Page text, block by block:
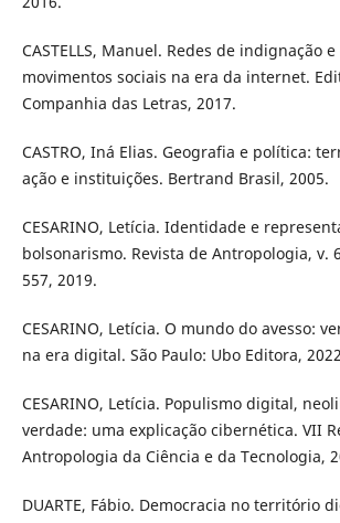
CASTELLS, Manuel. Redes de indignação
movimentos sociais na era da internet.
Companhia das Letras, 2017.
CASTRO, Iná Elias. Geografia e política:
ação e instituições. Bertrand Brasil, 2005.
CESARINO, Letícia. Identidade e
bolsonarismo. Revista de Antropologia, v.
557, 2019.
CESARINO, Letícia. O mundo do avesso:
na era digital. São Paulo: Ubo Editora,
CESARINO, Letícia. Populismo digital,
verdade: uma explicação cibernética. VII
Antropologia da Ciência e da Tecnologia,
DUARTE, Fábio. Democracia no território